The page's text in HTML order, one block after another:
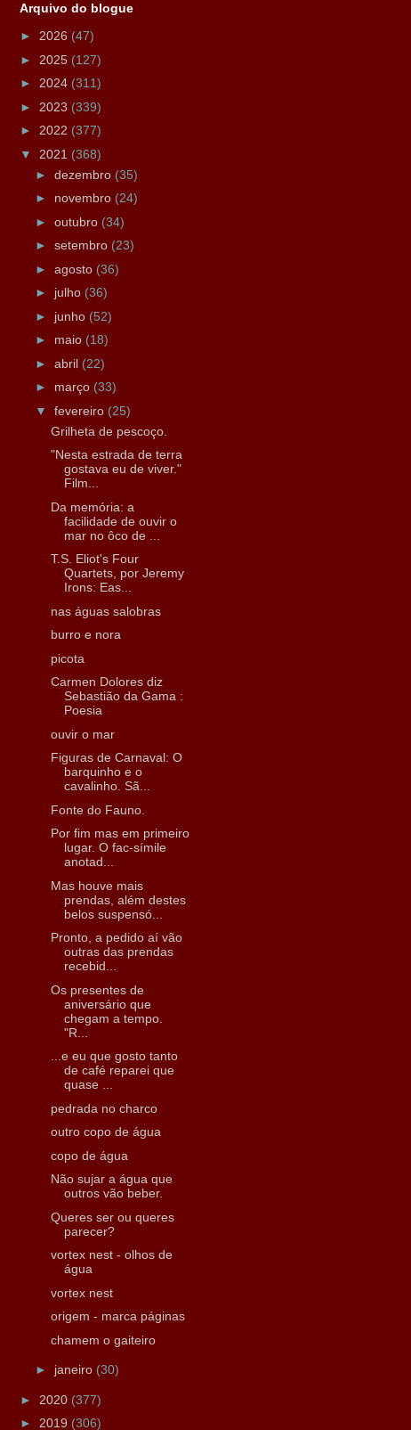
Arquivo do blogue
► 2026 (47)
► 2025 (127)
► 2024 (311)
► 2023 (339)
► 2022 (377)
▼ 2021 (368)
► dezembro (35)
► novembro (24)
► outubro (34)
► setembro (23)
► agosto (36)
► julho (36)
► junho (52)
► maio (18)
► abril (22)
► março (33)
▼ fevereiro (25)
Grilheta de pescoço.
"Nesta estrada de terra
gostava eu de viver."
Film...
Da memória: a
facilidade de ouvir o
mar no ôco de ...
T.S. Eliot's Four
Quartets, por Jeremy
Irons: Eas...
nas águas salobras
burro e nora
picota
Carmen Dolores diz
Sebastião da Gama :
Poesia
ouvir o mar
Figuras de Carnaval: O
barquinho e o
cavalinho. Sã...
Fonte do Fauno.
Por fim mas em primeiro
lugar. O fac-símile
anotad...
Mas houve mais
prendas, além destes
belos suspensó...
Pronto, a pedido aí vão
outras das prendas
recebid...
Os presentes de
aniversário que
chegam a tempo.
"R...
...e eu que gosto tanto
de café reparei que
quase ...
pedrada no charco
outro copo de água
copo de água
Não sujar a água que
outros vão beber.
Queres ser ou queres
parecer?
vortex nest - olhos de
água
vortex nest
origem - marca páginas
chamem o gaiteiro
► janeiro (30)
► 2020 (377)
► 2019 (306)